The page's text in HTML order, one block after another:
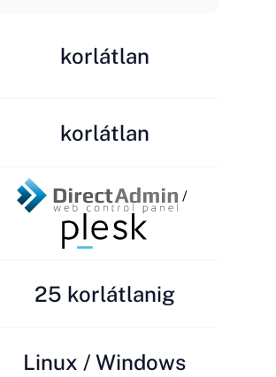
korlátlan
korlátlan
/
25 korlátlanig
Linux / Windows